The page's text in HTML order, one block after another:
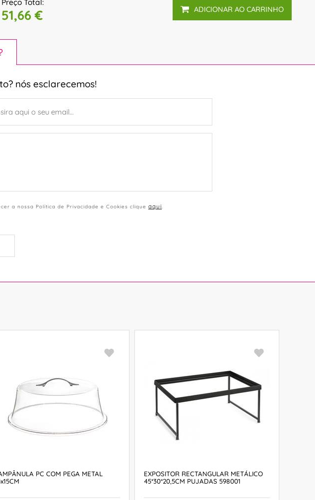
Preço Total:
51,66 € ADICIONAR AO CARRINHO
nós esclarecemos!
a nossa Política de Privacidade e Cookies clique aqui.
PC COM PEGA METAL
EXPOSITOR RECTANGULAR METÁLICO
45*30*20,5CM PUJADAS 598001